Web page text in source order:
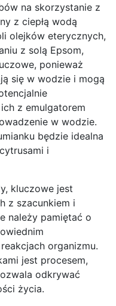
na skorzystanie z
z ciepłą wodą
olejków eterycznych,
z solą Epsom,
ponieważ
się w wodzie i mogą
z emulgatorem
w wodzie.
będzie idealna
i
kluczowe jest
z szacunkiem i
należy pamiętać o
organizmu.
jest procesem,
odkrywać
życia.